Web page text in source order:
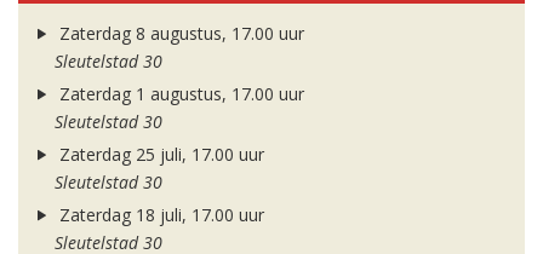
Zaterdag 8 augustus, 17.00 uur
Sleutelstad 30
Zaterdag 1 augustus, 17.00 uur
Sleutelstad 30
Zaterdag 25 juli, 17.00 uur
Sleutelstad 30
Zaterdag 18 juli, 17.00 uur
Sleutelstad 30